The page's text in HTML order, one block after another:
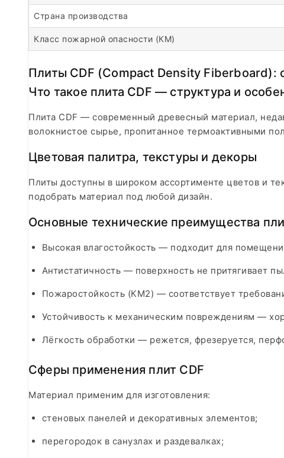
Страна производства
Класс пожарной опасности (КМ)
Плиты CDF (Compact Density
Что такое плита CDF — структура и
Плита CDF — современный древесный материал,
волокнистое сырье, пропитанное термоактивными
Цветовая палитра, текстуры и декоры
Плиты доступны в широком ассортименте цветов и
подобрать материал под любой дизайн.
Основные технические преимущества
Высокая влагостойкость — подходит для
Антистатичность — поверхность не притягивает
Пожаростойкость (КМ2) — соответствует
Устойчивость к механическим повреждениям —
Лёгкость обработки — режется, фрезеруется,
Сферы применения плит CDF
Материал применим для изготовления:
стеновых панелей и декоративных элементов;
перегородок в санузлах и раздевалках;